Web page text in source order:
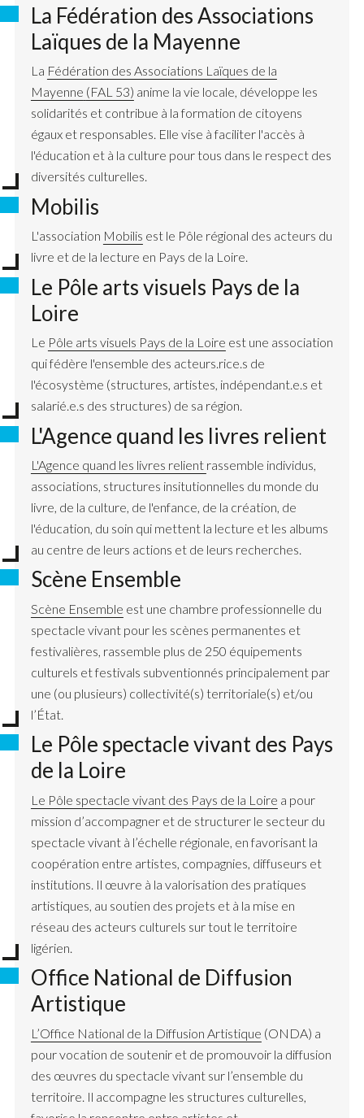
La Fédération des Associations
Laïques de la Mayenne
La Fédération des Associations Laïques de la
Mayenne (FAL 53) anime la vie locale, développe les
solidarités et contribue à la formation de citoyens
égaux et responsables. Elle vise à faciliter l'accès à
l'éducation et à la culture pour tous dans le respect des
diversités culturelles.
Mobilis
L'association Mobilis est le Pôle régional des acteurs du
livre et de la lecture en Pays de la Loire.
Le Pôle arts visuels Pays de la
Loire
Le Pôle arts visuels Pays de la Loire est une association
qui fédère l'ensemble des acteurs.rice.s de
l'écosystème (structures, artistes, indépendant.e.s et
salarié.e.s des structures) de sa région.
L'Agence quand les livres relient
L'Agence quand les livres relient rassemble individus,
associations, structures insitutionnelles du monde du
livre, de la culture, de l'enfance, de la création, de
l'éducation, du soin qui mettent la lecture et les albums
au centre de leurs actions et de leurs recherches.
Scène Ensemble
Scène Ensemble est une chambre professionnelle du
spectacle vivant pour les scènes permanentes et
festivalières, rassemble plus de 250 équipements
culturels et festivals subventionnés principalement par
une (ou plusieurs) collectivité(s) territoriale(s) et/ou
l’État.
Le Pôle spectacle vivant des Pays
de la Loire
Le Pôle spectacle vivant des Pays de la Loire a pour
mission d’accompagner et de structurer le secteur du
spectacle vivant à l’échelle régionale, en favorisant la
coopération entre artistes, compagnies, diffuseurs et
institutions. Il œuvre à la valorisation des pratiques
artistiques, au soutien des projets et à la mise en
réseau des acteurs culturels sur tout le territoire
ligérien.
Office National de Diffusion
Artistique
L’Office National de la Diffusion Artistique (ONDA) a
pour vocation de soutenir et de promouvoir la diffusion
des œuvres du spectacle vivant sur l’ensemble du
territoire. Il accompagne les structures culturelles,